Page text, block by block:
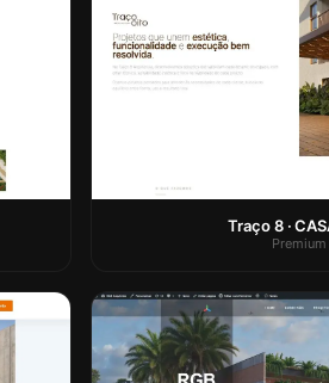
Traço 8 ·
Premium